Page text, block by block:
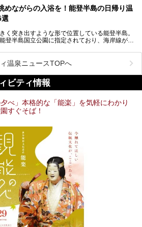
サウナによく行く人もこれから楽しむ人も格安
ウナを紹介します。
富ですよ。
めながらの入浴を！能登半島の日帰り温
選
く突き出すような形で位置している能登半島。
登半島国立公園に指定されており、海岸線が作
オススメですが、ドライブの際にぜひ一緒に楽
だきたいのが温泉です。絶景を眺めながらつかる
ですよ！ 今回はそんな能登の温泉を5つご紹介
温泉ニュースTOPへ
ビティ情報
べ」本格的な「能楽」を気軽にわかり
すぐそば！